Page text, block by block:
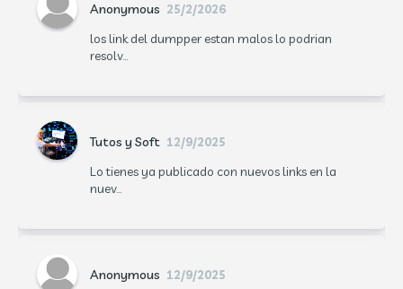
Anonymous 25/2/2026
los link del dumpper estan malos lo podrian
resolv...
Tutos y Soft 12/9/2025
Lo tienes ya publicado con nuevos links en la
nuev...
Anonymous 12/9/2025